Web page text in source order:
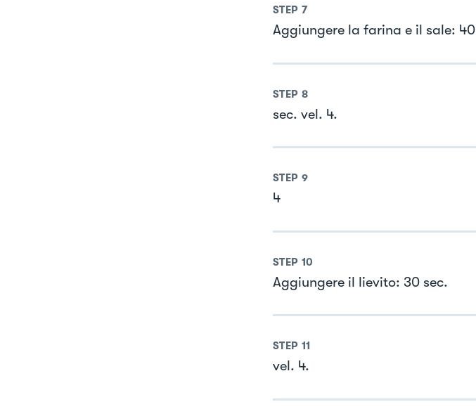
STEP 7
Aggiungere la farina e il sale: 40
STEP 8
sec. vel. 4.
STEP 9
4
STEP 10
Aggiungere il lievito: 30 sec.
STEP 11
vel. 4.